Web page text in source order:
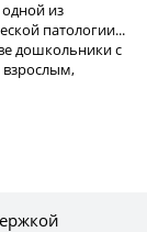
одной из
патологии...
дошкольники с
взрослым,